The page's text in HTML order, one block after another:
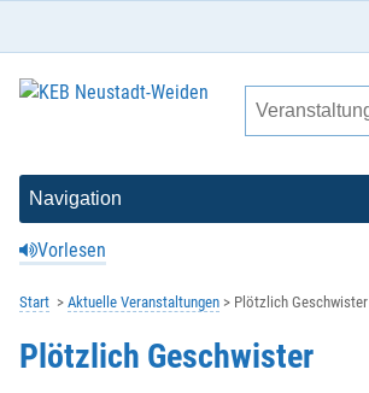
Vorlesen
Start Aktuelle Veranstaltungen Plötzlich Geschwister
Plötzlich Geschwister